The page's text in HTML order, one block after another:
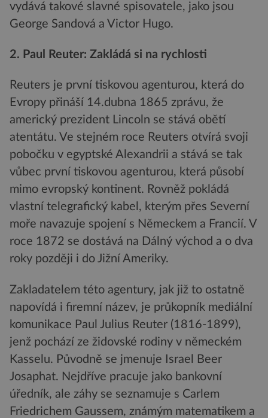
vydává takové slavné spisovatele, jako jsou
George Sandová a Victor Hugo.
2. Paul Reuter: Zakládá si na rychlosti
Reuters je první tiskovou agenturou, která do
Evropy přináší 14.dubna 1865 zprávu, že
americký prezident Lincoln se stává obětí
atentátu. Ve stejném roce Reuters otvírá svoji
pobočku v egyptské Alexandrii a stává se tak
vůbec první tiskovou agenturou, která působí
mimo evropský kontinent. Rovněž pokládá
vlastní telegrafický kabel, kterým přes Severní
moře navazuje spojení s Německem a Francií. V
roce 1872 se dostává na Dálný východ a o dva
roky později i do Jižní Ameriky.
Zakladatelem této agentury, jak již to ostatně
napovídá i firemní název, je průkopník mediální
komunikace Paul Julius Reuter (1816-1899),
jenž pochází ze židovské rodiny v německém
Kasselu. Původně se jmenuje Israel Beer
Josaphat. Nejdříve pracuje jako bankovní
úředník, ale záhy se seznamuje s Carlem
Friedrichem Gaussem, známým matematikem a